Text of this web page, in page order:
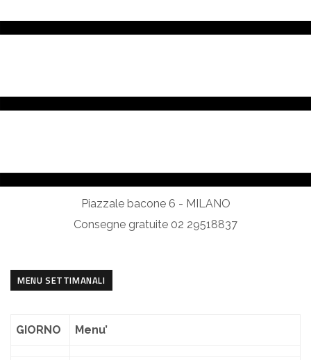
Piazzale bacone 6 - MILANO
Consegne gratuite 02 29518837
MENU SETTIMANALI
GIORNO Menu’